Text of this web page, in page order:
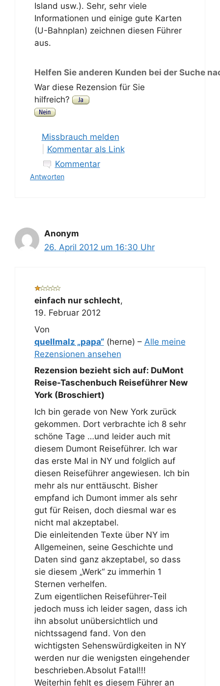
Island usw.). Sehr, sehr viele
Informationen und einige gute Karten
(U-Bahnplan) zeichnen diesen Führer
aus.
Helfen Sie anderen Kunden bei der Suche
War diese Rezension für Sie
hilfreich?
Missbrauch melden
Kommentar als Link
Kommentar
Antworten
Anonym
26. April 2012 um 16:30 Uhr
einfach nur schlecht,
19. Februar 2012
Von
quellmalz „papa“(herne) – Alle meine
Rezensionen ansehen
Rezension bezieht sich auf: DuMont
Reise-Taschenbuch Reiseführer New
York (Broschiert)
Ich bin gerade von New York zurück
gekommen. Dort verbrachte ich 8 sehr
schöne Tage …und leider auch mit
diesem Dumont Reiseführer. Ich war
das erste Mal in NY und folglich auf
diesen Reiseführer angewiesen. Ich bin
mehr als nur enttäuscht. Bisher
empfand ich Dumont immer als sehr
gut für Reisen, doch diesmal war es
nicht mal akzeptabel.
Die einleitenden Texte über NY im
Allgemeinen, seine Geschichte und
Daten sind ganz akzeptabel, so dass
sie diesem „Werk“ zu immerhin 1
Sternen verhelfen.
Zum eigentlichen Reiseführer-Teil
jedoch muss ich leider sagen, dass ich
ihn absolut unübersichtlich und
nichtssagend fand. Von den
wichtigsten Sehenswürdigkeiten in NY
werden nur die wenigsten eingehender
beschrieben.Absolut Fatal!!!
Weiterhin fehlt es diesem Führer an